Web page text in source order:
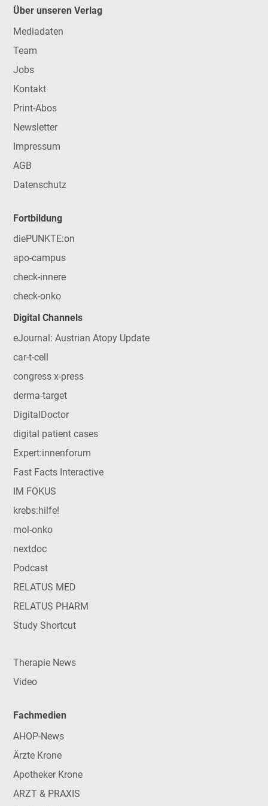
Über unseren Verlag
Mediadaten
Team
Jobs
Kontakt
Print-Abos
Newsletter
Impressum
AGB
Datenschutz
Fortbildung
diePUNKTE:on
apo-campus
check-innere
check-onko
Digital Channels
eJournal: Austrian Atopy Update
car-t-cell
congress x-press
derma-target
DigitalDoctor
digital patient cases
Expert:innenforum
Fast Facts Interactive
IM FOKUS
krebs:hilfe!
mol-onko
nextdoc
Podcast
RELATUS MED
RELATUS PHARM
Study Shortcut
Therapie News
Video
Fachmedien
AHOP-News
Ärzte Krone
Apotheker Krone
ARZT & PRAXIS